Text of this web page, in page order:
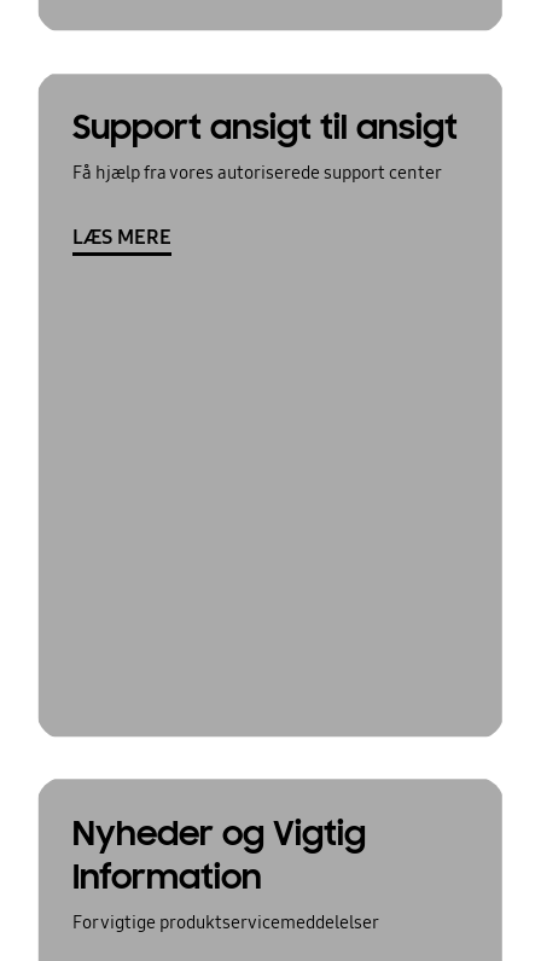
Support ansigt til ansigt
Få hjælp fra vores autoriserede support center
LÆS MERE
Nyheder og Vigtig
Information
For vigtige produktservicemeddelelser